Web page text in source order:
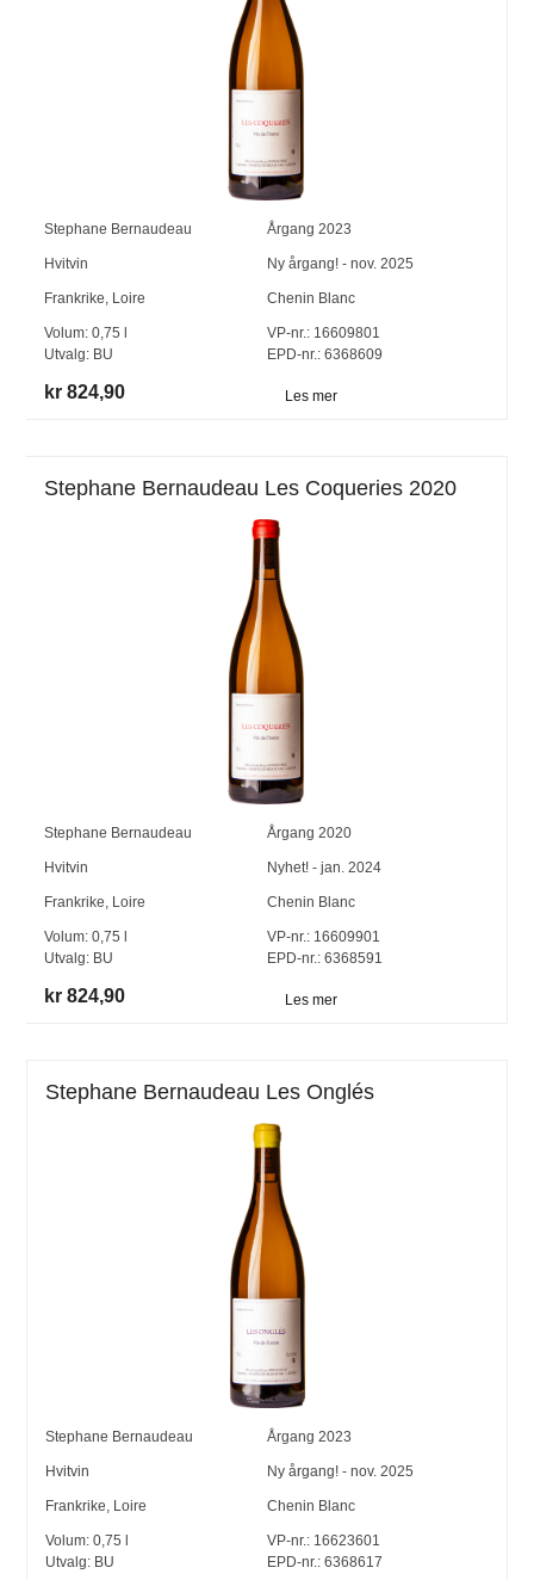
Stephane Bernaudeau Årgang 2023
Hvitvin Ny årgang! - nov. 2025
Frankrike, Loire Chenin Blanc
Volum:0,75
Utvalg: BU
VP-nr.:16609801
EPD-nr.: 6368609
kr 824,90 Les mer
Stephane Bernaudeau Les Coqueries 2020
Stephane Bernaudeau Årgang 2020
Hvitvin Nyhet! - jan. 2024
Frankrike, Loire Chenin Blanc
Volum:0,75
Utvalg: BU
VP-nr.:16609901
EPD-nr.: 6368591
kr 824,90 Les mer
Stephane Bernaudeau Les Onglés
Stephane Bernaudeau Årgang 2023
Hvitvin Ny årgang! - nov. 2025
Frankrike, Loire Chenin Blanc
Volum:0,75
Utvalg: BU
VP-nr.: 16623601
EPD-nr.: 6368617